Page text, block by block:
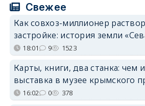
Свежее
Как совхоз-миллионер
застройке: история земли
18:01 9 1523
Карты, книги, два станка: чем
выставка в музее крымского
16:02 0 378